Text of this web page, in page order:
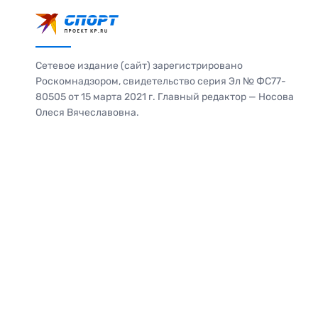
Сетевое издание (сайт) зарегистрировано
Роскомнадзором, свидетельство серия Эл № ФС77-
80505 от 15 марта 2021 г. Главный редактор — Носова
Олеся Вячеславовна.